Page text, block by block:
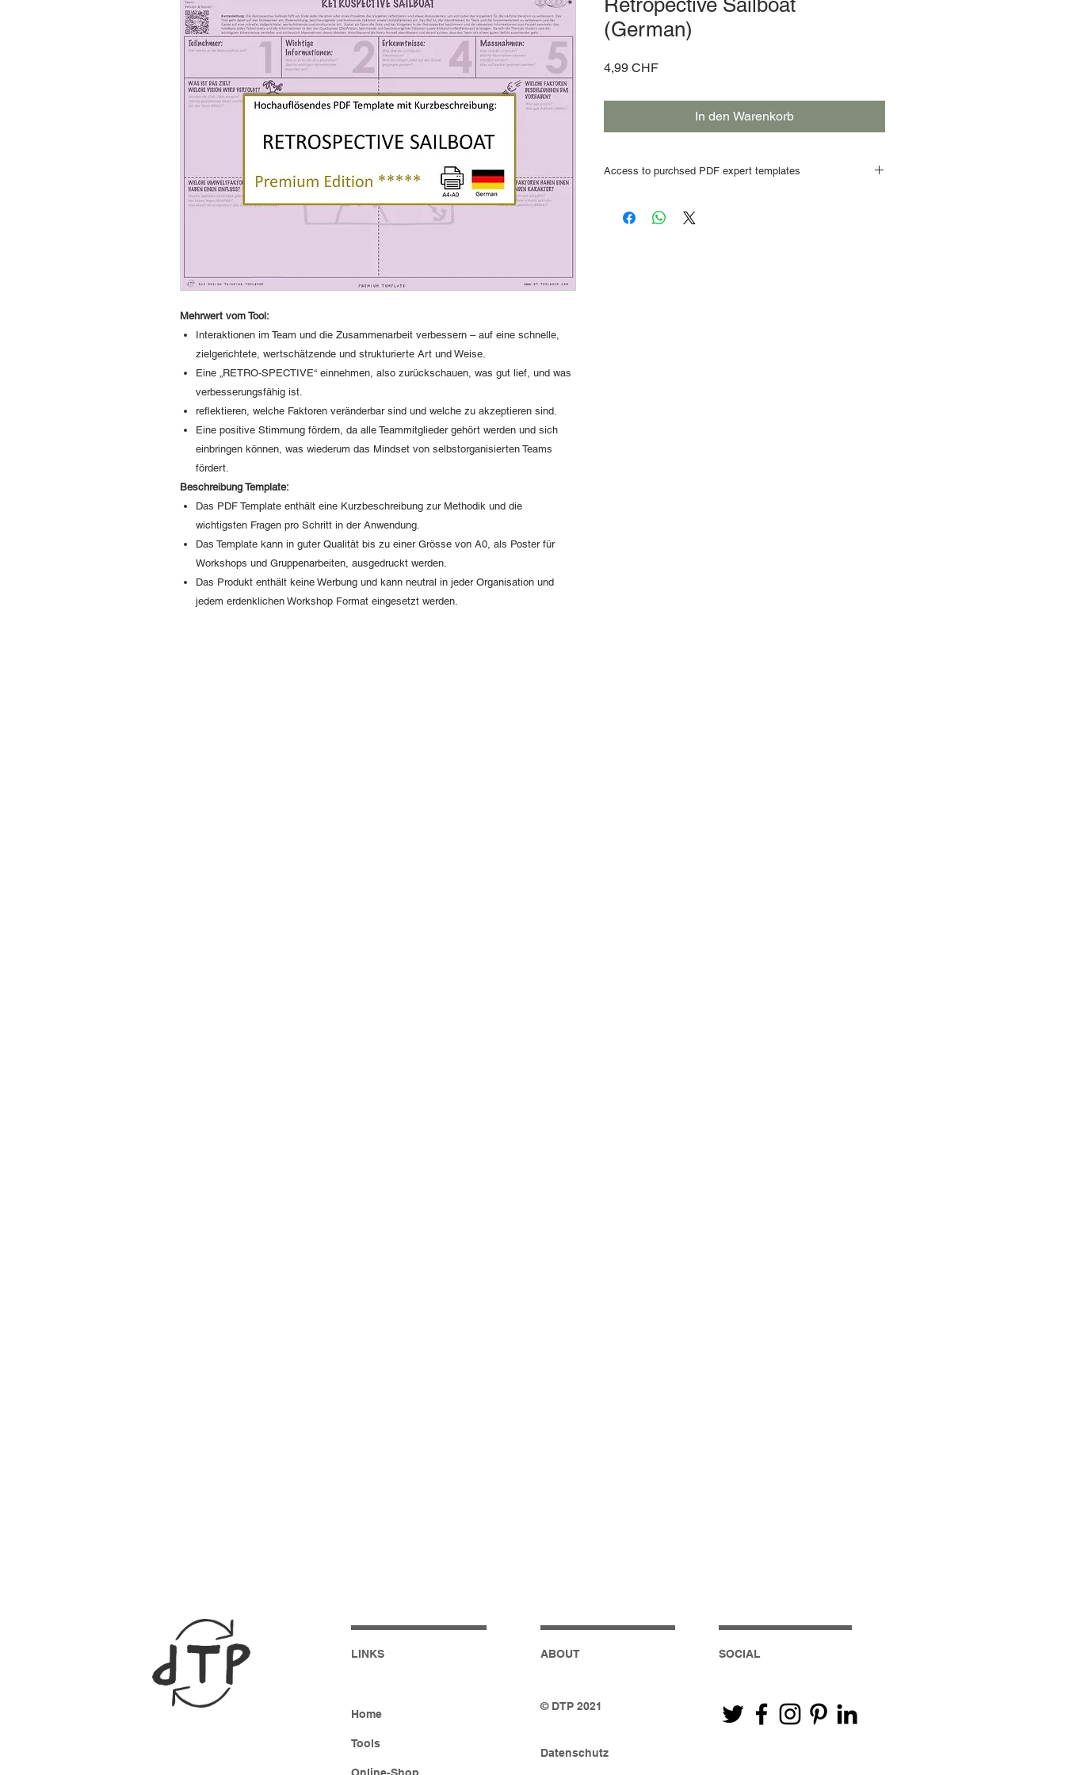
Mehrwert vom Tool:
Interaktionen im Team und die Zusammenarbeit verbessern – auf eine schnelle,
zielgerichtete, wertschätzende und strukturierte Art und Weise.
Eine „RETRO-SPECTIVE“ einnehmen, also zurückschauen, was gut lief, und was
verbesserungsfähig ist.
reflektieren, welche Faktoren veränderbar sind und welche zu akzeptieren sind.
Eine positive Stimmung fördern, da alle Teammitglieder gehört werden und sich
einbringen können, was wiederum das Mindset von selbstorganisierten Teams
fördert.
Beschreibung Template:
Das PDF Template enthält eine Kurzbeschreibung zur Methodik und die
wichtigsten Fragen pro Schritt in der Anwendung.
Das Template kann in guter Qualität bis zu einer Grösse von A0, als Poster für
Workshops und Gruppenarbeiten, ausgedruckt werden.
Das Produkt enthält keine Werbung und kann neutral in jeder Organisation und
jedem erdenklichen Workshop Format eingesetzt werden.
Retropective Sailboat
(German)
4,99 CHFPreis
In den Warenkorb
Access to purchsed PDF expert templates
web link
to access the PDF templates
LINKS
Home
Tools
ABOUT
© DTP 2021
SOCIAL
Datenschutz